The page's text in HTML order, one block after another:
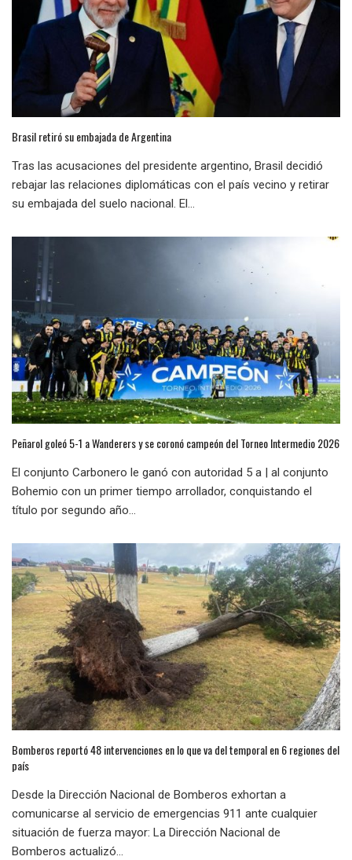
Brasil retiró su embajada de Argentina
Tras las acusaciones del presidente argentino, Brasil decidió
rebajar las relaciones diplomáticas con el país vecino y retirar
su embajada del suelo nacional. El...
Peñarol goleó 5-1 a Wanderers y se coronó campeón del Torneo Intermedio 2026
El conjunto Carbonero le ganó con autoridad 5 a | al conjunto
Bohemio con un primer tiempo arrollador, conquistando el
título por segundo año...
Bomberos reportó 48 intervenciones en lo que va del temporal en 6 regiones del
país
Desde la Dirección Nacional de Bomberos exhortan a
comunicarse al servicio de emergencias 911 ante cualquier
situación de fuerza mayor: La Dirección Nacional de
Bomberos actualizó...